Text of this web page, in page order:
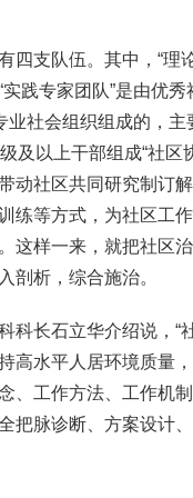
四支队伍。其中，“理
践专家团队”是由优
业社会组织组成的，
及以上干部组成“社区
动社区共同研究制订
练等方式，为社区工
这样一来，就把社区
剖析，综合施治。
科长石立华介绍说，“
高水平人居环境质量
、工作方法、工作机
把脉诊断、方案设计